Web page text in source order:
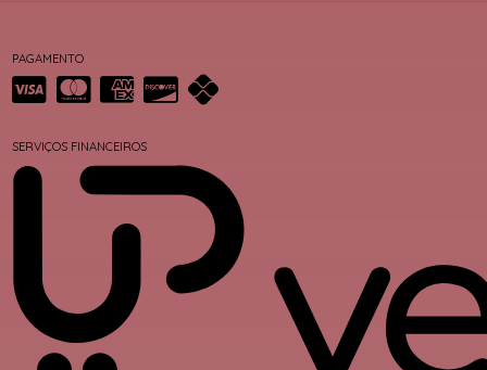
PAGAMENTO
SERVIÇOS FINANCEIROS